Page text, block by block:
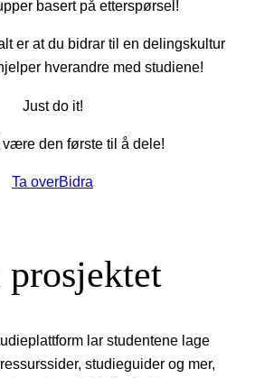
basert på etterspørsel!
er at du bidrar til en delingskultur
hverandre med studiene!
Just do it!
være den første til å dele!
Ta overBidra
prosjektet
lar studentene lage
studieguider og mer,